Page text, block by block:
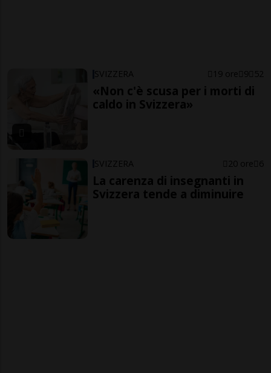
SVIZZERA 19 ore 9 52
«Non c'è scusa per i morti di
caldo in Svizzera»
SVIZZERA 20 ore 6
La carenza di insegnanti in
Svizzera tende a diminuire